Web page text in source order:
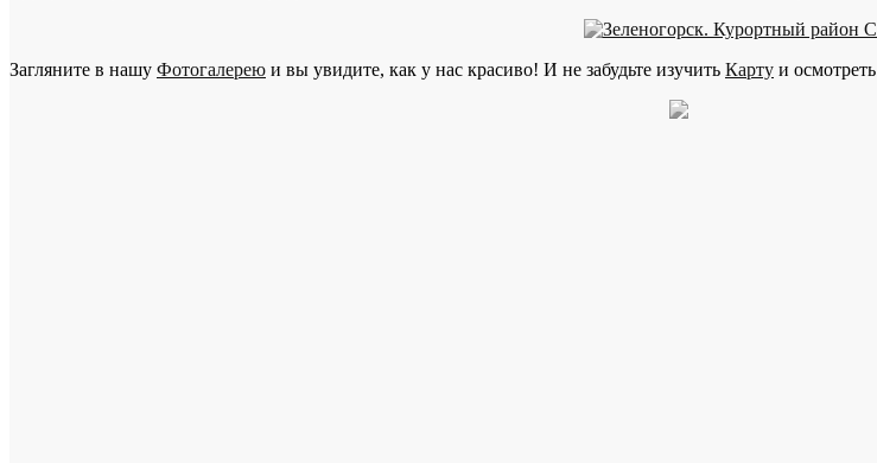
Загляните в нашу Фотогалерею и вы увидите, как у нас красиво! И не забудьте изучить Карту и осмотреть